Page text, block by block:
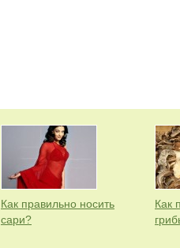
Как правильно носить
сари?
Как